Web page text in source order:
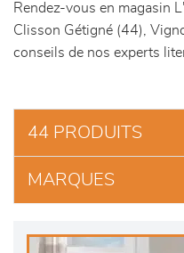
Rendez-vous en magasin
Clisson Gétigné (44),
conseils de nos experts
44 PRODUITS
MARQUES